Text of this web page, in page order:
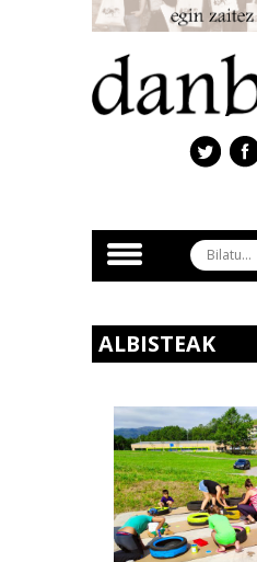
ALBISTEAK